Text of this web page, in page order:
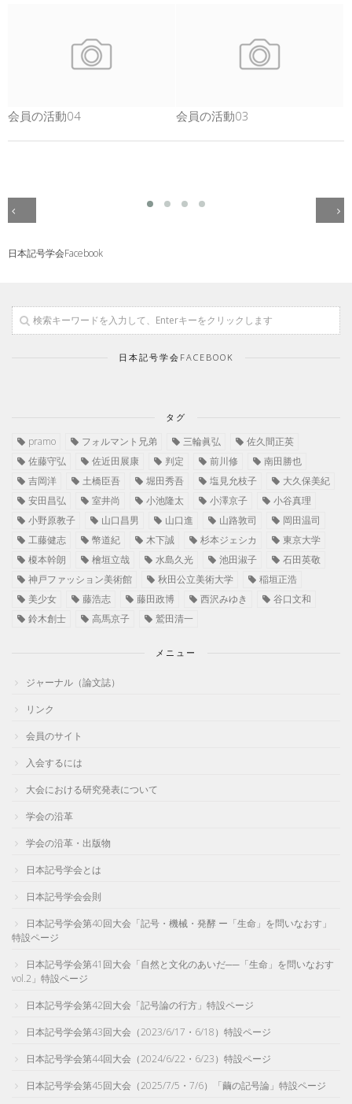
会員の活動04 会員の活動03
日本記号学会Facebook
日本記号学会FACEBOOK
タグ
pramo フォルマント兄弟 三輪眞弘
佐久間正英
佐藤守弘
佐近田展康 判定 前川修
南田勝也
吉岡洋
土橋臣吾 堀田秀吾 塩見允枝子
大久保美紀
安田昌弘
室井尚 小池隆太 小澤京子
小谷真理
小野原教子
山口昌男 山口進 山路敦司
岡田温司
工藤健志
幣道紀 木下誠 杉本ジェシカ
東京大学
榎本幹朗
檜垣立哉 水島久光 池田淑子
石田英敬
神戸ファッション美術館
秋田公立美術大学
稲垣正浩
美少女
藤浩志 藤田政博 西沢みゆき
谷口文和
鈴木創士
高馬京子 鷲田清一
メニュー
ジャーナル（論文誌）
リンク
会員のサイト
入会するには
大会における研究発表について
学会の沿革
学会の沿革・出版物
日本記号学会とは
日本記号学会会則
日本記号学会第40回大会「記号・機械・発酵 ー「生命」を問いなおす」
特設ページ
日本記号学会第41回大会「自然と文化のあいだ──「生命」を問いなおす
vol.2」特設ページ
日本記号学会第42回大会「記号論の行方」特設ページ
日本記号学会第43回大会（2023/6/17・6/18）特設ページ
日本記号学会第44回大会（2024/6/22・6/23）特設ページ
日本記号学会第45回大会（2025/7/5・7/6）「繭の記号論」特設ページ